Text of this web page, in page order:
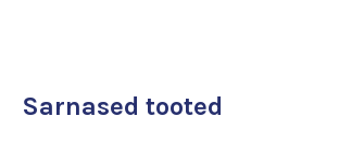
Sarnased tooted